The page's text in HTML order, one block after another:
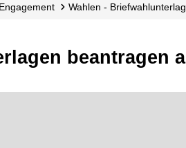
Wahlen -
beantragen